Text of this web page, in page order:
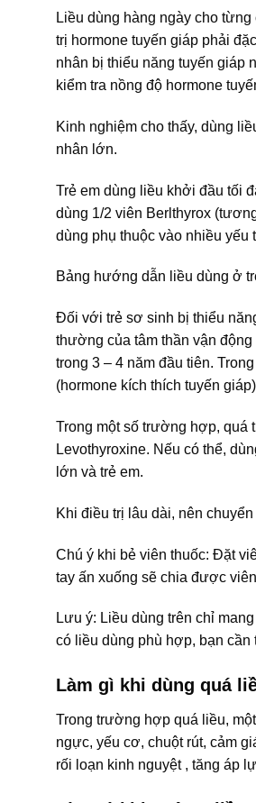
Liều dùng hàng ngày cho
trị hormone tuyến giáp phải
nhân bị thiểu năng tuyến giáp
kiểm tra nồng độ hormone
Kinh nghiệm cho thấy, dùng
nhân lớn.
Trẻ em dùng liều khởi đầu tối
dùng 1/2 viên Berlthyrox
dùng phụ thuộc vào nhiều yếu
Bảng hướng dẫn liều dùng ở
Đối với trẻ sơ sinh bị thiểu
thường của tâm thần vận
trong 3 – 4 năm đầu tiên.
(hormone kích thích tuyến
Trong một số trường hợp, quá
Levothyroxine. Nếu có thể,
lớn và trẻ em.
Khi điều trị lâu dài, nên
Chú ý khi bẻ viên thuốc: Đặt
tay ấn xuống sẽ chia được
Lưu ý: Liều dùng trên chỉ
có liều dùng phù hợp, bạn cần
Làm gì khi dùng quá
Trong trường hợp quá liều,
ngực, yếu cơ, chuột rút, cảm
rối loạn kinh nguyệt , tăng áp